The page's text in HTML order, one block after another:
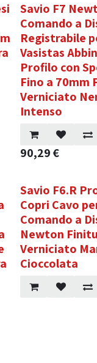
Savio F7
Comando a
Registrabile
Vasistas
Profilo con
Fino a 70mm
Verniciato
Intenso
90,29€
Savio F6.R
Copri Cavo
Comando a
Newton
Verniciato
Cioccolata